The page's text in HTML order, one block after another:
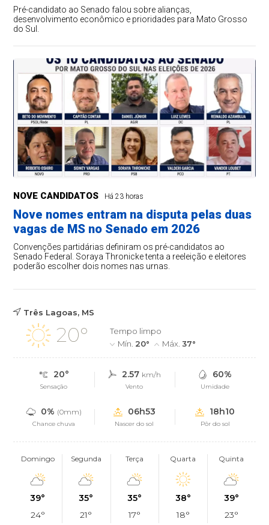
Pré-candidato ao Senado falou sobre alianças,
desenvolvimento econômico e prioridades para Mato Grosso
do Sul.
NOVE CANDIDATOS Há 23 horas
Nove nomes entram na disputa pelas duas
vagas de MS no Senado em 2026
Convenções partidárias definiram os pré-candidatos ao
Senado Federal. Soraya Thronicke tenta a reeleição e eleitores
poderão escolher dois nomes nas urnas.
Três Lagoas, MS
20°
Tempo limpo
Mín. 20° Máx.37°
20°
Sensação
2.57 km/h
Vento
60%
Umidade
0% (0mm)
Chance chuva
06h53
Nascer do sol
18h10
Pôr do sol
Domingo
39°
24°
Segunda
35°
21°
Terça
35°
17°
Quarta
38°
18°
Quinta
39°
23°